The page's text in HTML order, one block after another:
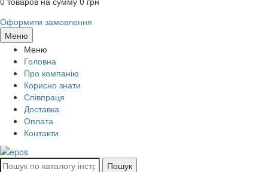
Оформити замовлення
Меню
Меню
Головна
Про компанію
Корисно знати
Співпраця
Доставка
Оплата
Контакти
Пошук